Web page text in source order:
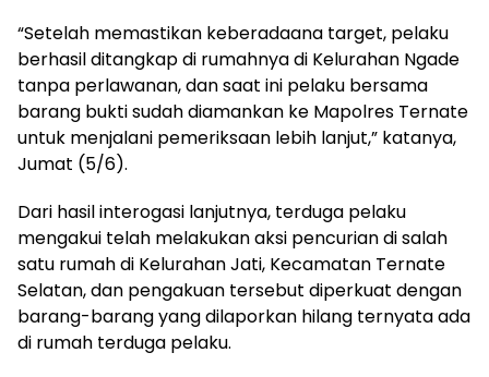
“Setelah memastikan keberadaana target, pelaku
berhasil ditangkap di rumahnya di Kelurahan Ngade
tanpa perlawanan, dan saat ini pelaku bersama
barang bukti sudah diamankan ke Mapolres Ternate
untuk menjalani pemeriksaan lebih lanjut,” katanya,
Jumat (5/6).
Dari hasil interogasi lanjutnya, terduga pelaku
mengakui telah melakukan aksi pencurian di salah
satu rumah di Kelurahan Jati, Kecamatan Ternate
Selatan, dan pengakuan tersebut diperkuat dengan
barang-barang yang dilaporkan hilang ternyata ada
di rumah terduga pelaku.